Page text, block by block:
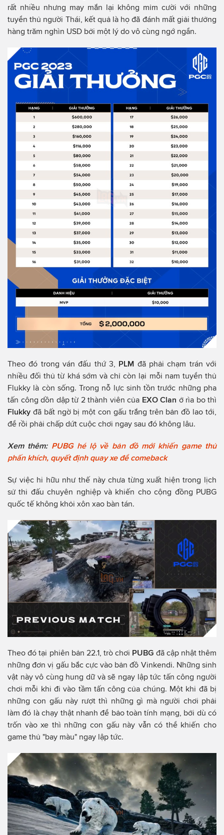
rất nhiều nhưng may mắn lại không mỉm cười với những
tuyển thủ người Thái, kết quả là họ đã đánh mất giải thưởng
hàng trăm nghìn USD bởi một lý do vô cùng ngớ ngẩn.
Theo đó trong ván đấu thứ 3, PLM đã phải chạm trán với
nhiều đối thủ từ khá sớm và chỉ còn lại mỗi nam tuyển thủ
Flukky là còn sống. Trong nỗ lực sinh tồn trước những pha
tấn công dồn dập từ 2 thành viên của EXO Clan ở rìa bo thì
Flukky đã bất ngờ bị một con gấu trắng trên bản đồ lao tới,
để rồi phải chấp dứt cuộc chơi ngay sau đó không lâu.
Xem thêm: PUBG hé lộ về bản đồ mới khiến game thủ
phấn khích, quyết định quay xe để comeback
Sự việc hi hữu như thế này chưa từng xuất hiện trong lịch
sử thi đấu chuyên nghiệp và khiến cho cộng đồng PUBG
quốc tế không khỏi xôn xao bàn tán.
Theo đó tại phiên bản 22.1, trò chơi PUBG đã cập nhật thêm
những đơn vị gấu bắc cực vào bản đồ Vinkendi. Những sinh
vật này vô cùng hung dữ và sẽ ngay lập tức tấn công người
chơi mỗi khi đi vào tầm tấn công của chúng. Một khi đã bị
những con gấu này rượt thì những gì mà người chơi phải
làm đó là chạy thật nhanh để bảo toàn tính mạng, bởi dù có
trốn vào xe thì những con gấu này vẫn có thể khiến cho
game thủ "bay màu" ngay lập tức.